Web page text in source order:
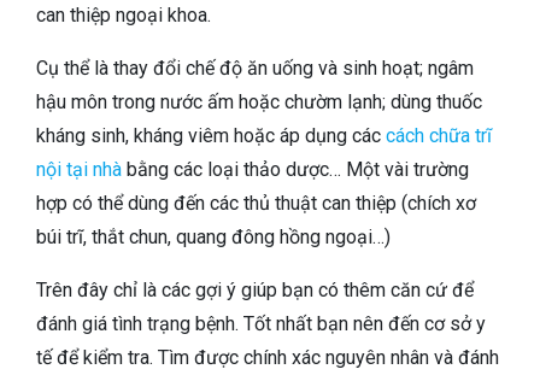
can thiệp ngoại khoa.
Cụ thể là thay đổi chế độ ăn uống và sinh hoạt; ngâm
hậu môn trong nước ấm hoặc chườm lạnh; dùng thuốc
kháng sinh, kháng viêm hoặc áp dụng các cách chữa trĩ
nội tại nhà bằng các loại thảo dược… Một vài trường
hợp có thể dùng đến các thủ thuật can thiệp (chích xơ
búi trĩ, thắt chun, quang đông hồng ngoại…)
Trên đây chỉ là các gợi ý giúp bạn có thêm căn cứ để
đánh giá tình trạng bệnh. Tốt nhất bạn nên đến cơ sở y
tế để kiểm tra. Tìm được chính xác nguyên nhân và đánh